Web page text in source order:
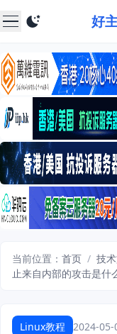
好
当前位置： 首页 / 技
止来自内部的攻击是什
Linux教程 2024-05-